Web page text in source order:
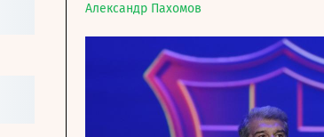
Александр Пахомов